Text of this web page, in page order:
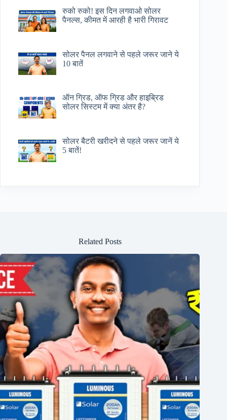
रुको रुको! इस दिन लगवाओ सोलर
पैनल्स, कीमत में आरही है भारी गिरावट
सोलर पैनल लगवाने से पहले जरूर जाने ये
10 बातें
ऑन ग्रिड, ऑफ ग्रिड और हाइब्रिड
सोलर सिस्टम में क्या अंतर है?
सोलर बैटरी खरीदने से पहले जरूर जानें ये
5 बातें!
Related Posts